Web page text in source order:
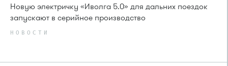
Новую электричку «Иволга 5.0» для дальних поездок
запускают в серийное производство
НОВОСТИ